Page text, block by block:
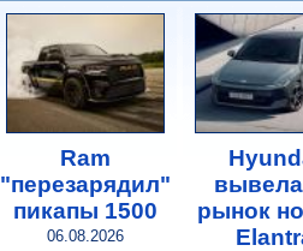
Ram
"перезарядил"
пикапы 1500
06.08.2026
рынок